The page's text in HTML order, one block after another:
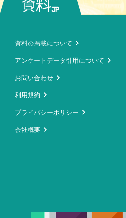
資料の掲載について
アンケートデータ引用について
お問い合わせ
利用規約
プライバシーポリシー
会社概要